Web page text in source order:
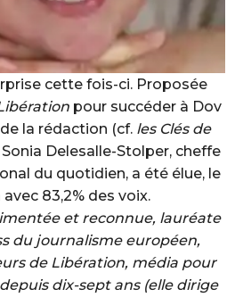
cette fois-ci. Proposée
pour succéder à Dov
la rédaction (cf. les Clés de
Sonia Delesalle-Stolper, cheffe
du quotidien, a été élue, le
83,2% des voix.
et reconnue, lauréate
du journalisme européen,
de Libération, média pour
dix-sept ans (elle dirige